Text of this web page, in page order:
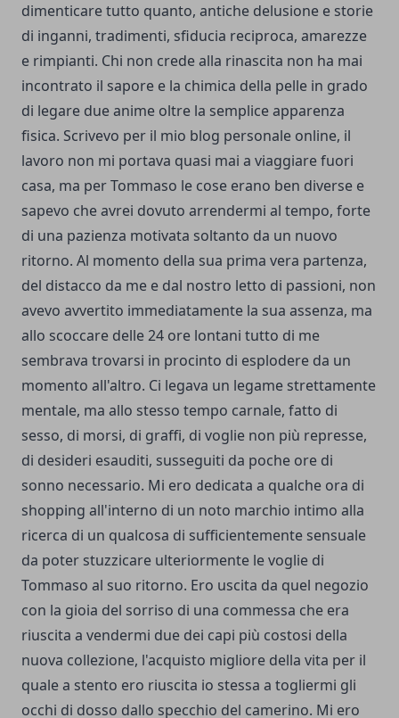
dimenticare tutto quanto, antiche delusione e storie
di inganni, tradimenti, sfiducia reciproca, amarezze
e rimpianti. Chi non crede alla rinascita non ha mai
incontrato il sapore e la chimica della pelle in grado
di legare due anime oltre la semplice apparenza
fisica. Scrivevo per il mio blog personale online, il
lavoro non mi portava quasi mai a viaggiare fuori
casa, ma per Tommaso le cose erano ben diverse e
sapevo che avrei dovuto arrendermi al tempo, forte
di una pazienza motivata soltanto da un nuovo
ritorno. Al momento della sua prima vera partenza,
del distacco da me e dal nostro letto di passioni, non
avevo avvertito immediatamente la sua assenza, ma
allo scoccare delle 24 ore lontani tutto di me
sembrava trovarsi in procinto di esplodere da un
momento all'altro. Ci legava un legame strettamente
mentale, ma allo stesso tempo carnale, fatto di
sesso, di morsi, di graffi, di voglie non più represse,
di desideri esauditi, susseguiti da poche ore di
sonno necessario. Mi ero dedicata a qualche ora di
shopping all'interno di un noto marchio intimo alla
ricerca di un qualcosa di sufficientemente sensuale
da poter stuzzicare ulteriormente le voglie di
Tommaso al suo ritorno. Ero uscita da quel negozio
con la gioia del sorriso di una commessa che era
riuscita a vendermi due dei capi più costosi della
nuova collezione, l'acquisto migliore della vita per il
quale a stento ero riuscita io stessa a togliermi gli
occhi di dosso dallo specchio del camerino. Mi ero